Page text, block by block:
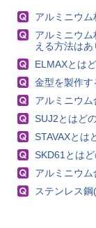
アルミニウ
アルミニウ
える方法はあ
ELMAXとは
金型を製作す
アルミニウ
SUJ2とはど
STAVAXとは
SKD61とは
アルミニウ
ステンレス